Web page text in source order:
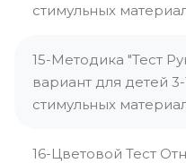
стимульных
15-Методика "Тест
вариант для детей
стимульных
16-Цветовой Тест